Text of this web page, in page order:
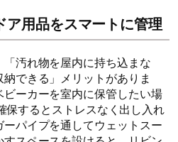
ア用品をスマートに管理
汚れ物を屋内に持ち込まな
できる」メリットがありま
ーカーを室内に保管したい場
保するとストレスなく出し入れ
パイプを通してウェットスー